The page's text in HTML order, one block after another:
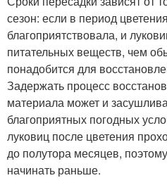
сезон: если в период
благоприятствовала, и
питательных веществ, чем
понадобится для
Задержать процесс
материала может и
благоприятных погодных
луковиц после цветения
до полутора месяцев,
начинать раньше.